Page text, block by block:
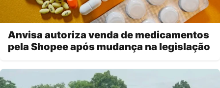
Anvisa autoriza venda de medicamentos
pela Shopee após mudança na legislação